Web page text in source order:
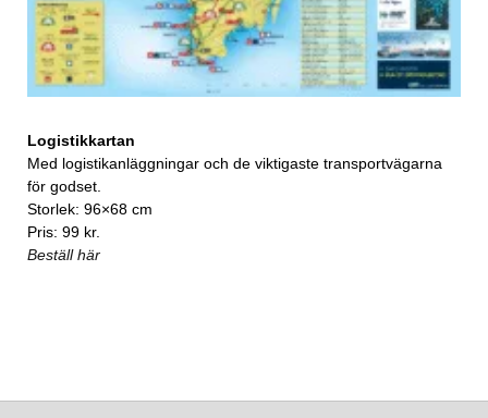
Logistikkartan
Med logistikanläggningar och de viktigaste transportvägarna
för godset.
Storlek: 96×68 cm
Pris: 99 kr.
Beställ här